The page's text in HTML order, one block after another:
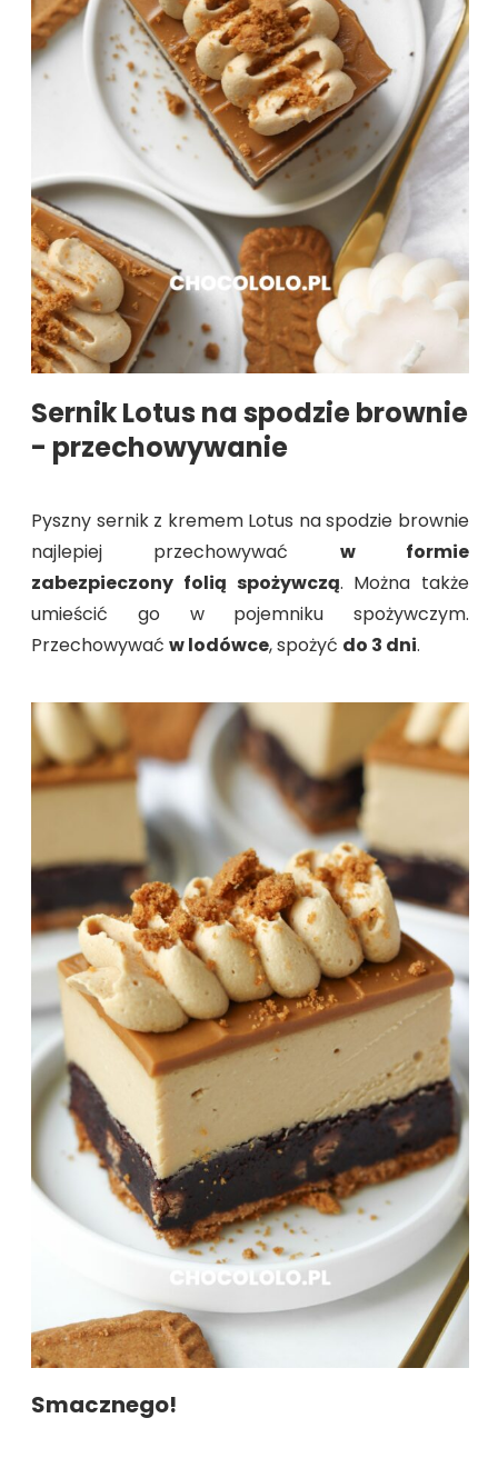
Sernik Lotus na spodzie brownie
- przechowywanie
Pyszny sernik z kremem Lotus na spodzie brownie
najlepiej przechowywać w formie
zabezpieczony folią spożywczą. Można także
umieścić go w pojemniku spożywczym.
Przechowywać w lodówce, spożyć do 3 dni.
Smacznego!